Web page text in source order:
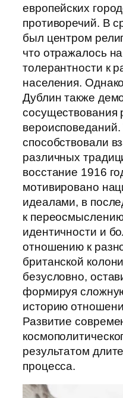
европейских
противоречий. В
был центром
что отражалось
толерантности к
населения.
Дублин также
сосуществования
способствовали
различных
восстание 1916
мотивировано
идеалами, в
к
идентичности и
отношению к
британской
безусловно,
формируя
историю
Развитие
результатом
процесса.